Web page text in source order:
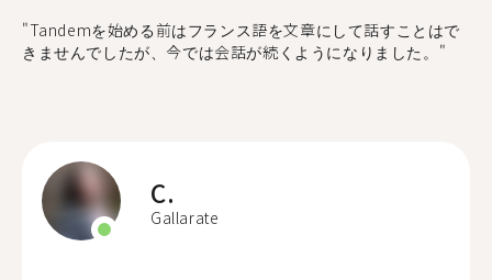
"​​Tandemを始める前はフランス語を文章にして話すことはで
きませんでしたが、今では会話が続くようになりました。"
C.
Gallarate